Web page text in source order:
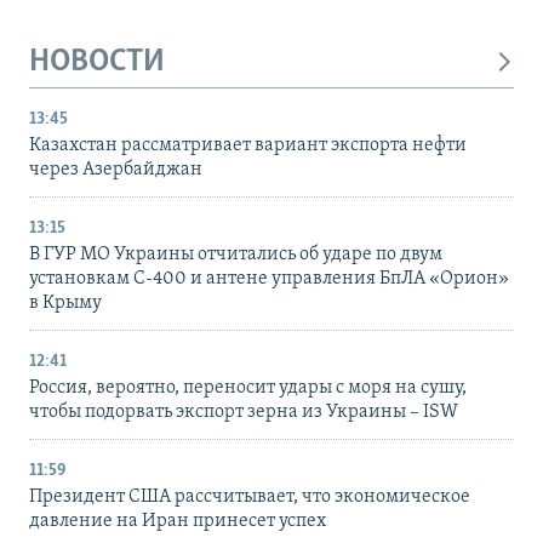
НОВОСТИ
13:45
Казахстан рассматривает вариант экспорта нефти
через Азербайджан
13:15
В ГУР МО Украины отчитались об ударе по двум
установкам С-400 и антене управления БпЛА «Орион»
в Крыму
12:41
Россия, вероятно, переносит удары с моря на сушу,
чтобы подорвать экспорт зерна из Украины – ISW
11:59
Президент США рассчитывает, что экономическое
давление на Иран принесет успех